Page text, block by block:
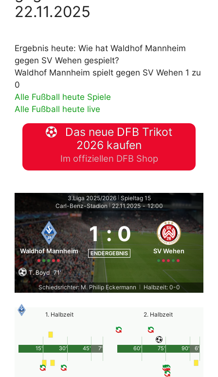
22.11.2025
Ergebnis heute: Wie hat Waldhof Mannheim
gegen SV Wehen gespielt?
Waldhof Mannheim spielt gegen SV Wehen 1 zu
0
Alle Fußball heute Spiele
Alle Fußball heute live
Das neue DFB Trikot
2026 kaufen
Im offiziellen DFB Shop
3.Liga 2025/2026
Spieltag 15
Carl-Benz-Stadion
22.11.2025 - 12:00
Waldhof Mannheim
1 :0
ENDERGEBNIS SV Wehen
T. Boyd 71'
Schiedsrichter: M. Philip Eckermann
Halbzeit: 0-0
1. Halbzeit
45'
15' 30' 7'
2. Halbzeit
90'
60' 75' 6'